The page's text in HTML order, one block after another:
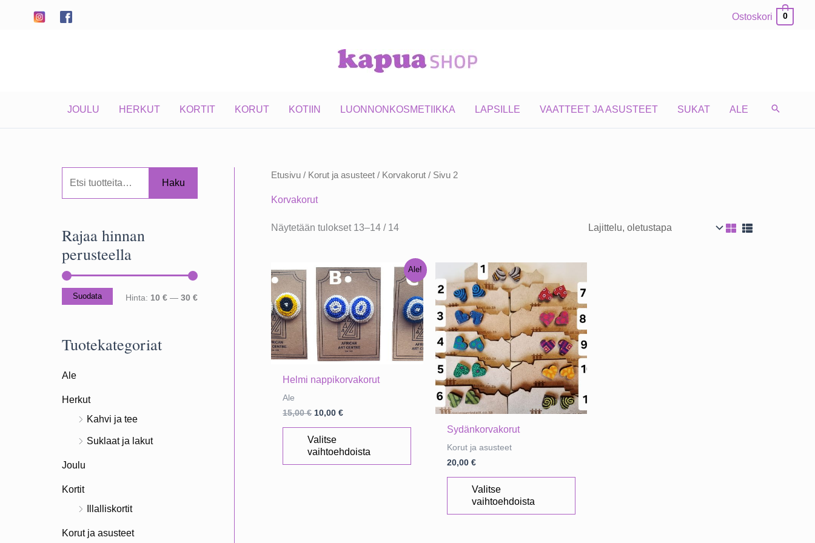
sisältöön
Ostoskori 0
JOULU HERKUT KORTIT KORUT KOTIIN LUONNONKOSMETIIKKA LAPSILLE VAATTEET JA ASUSTEET SUKAT ALE
i
:
Haku
Rajaa hinnan
perusteella
MM
Suodata Hinta: 10 € — 30 €
Tuotekategoriat
Ale
Herkut
Kahvi ja tee
Suklaat ja lakut
Joulu
Kortit
Illalliskortit
Korut ja asusteet
Etusivu / Korut ja asusteet / Korvakorut / Sivu 2
Korvakorut
Näytetään tulokset 13–14 / 14
Ale!
Helmi nappikorvakorut
Ale
15,00€ Alkuperäinen
oli:
15,00 €.
10,00€Nykyinen
Valitse
vaihtoehdoista
Tällä
tuotteella
useampi
Sydänkorvakorut
Korut ja asusteet
20,00 €
Valitse
vaihtoehdoista
Tällä